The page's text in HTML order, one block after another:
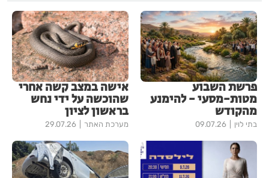
פרשת השבוע
מטות-מסעי - להימנע
מהקודש
בתי לוין 09.07.26
אישה במצב קשה אחרי
שהוכשה על ידי נחש
בראשון לציון
מערכת האתר 29.07.26